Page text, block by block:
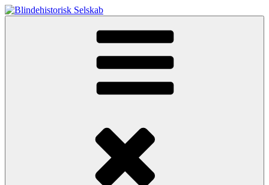
Videre
til
Velkommen til Blindehistorisk Selskab.